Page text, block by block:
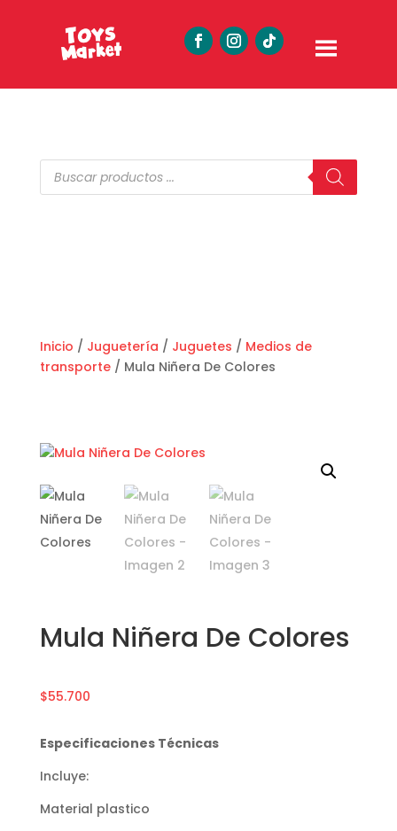
Búsqueda
de
productos
Inicio / Juguetería / Juguetes / Medios de
transporte/ Mula Niñera De Colores
Mula Niñera De Colores
$55.700
Especificaciones Técnicas
Incluye:
Material plastico